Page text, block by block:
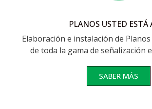
PLANOS USTED ESTÁ
Elaboración e instalación de
de toda la gama de señalización
SABER MÁS